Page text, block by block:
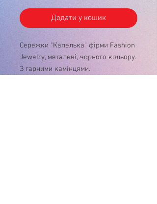
Додати у кошик
Сережки "Капелька" фірми Fashion
Jewelry, металеві, чорного кольору.
З гарними камінцями.